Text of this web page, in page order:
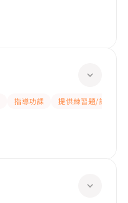
指導功課
提供練習題/試題